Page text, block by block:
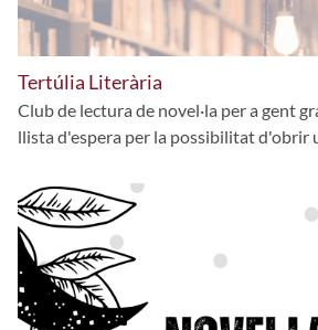
Tertúlia Literària
Club de lectura de novel·la per a gent
llista d'espera per la possibilitat d'obrir